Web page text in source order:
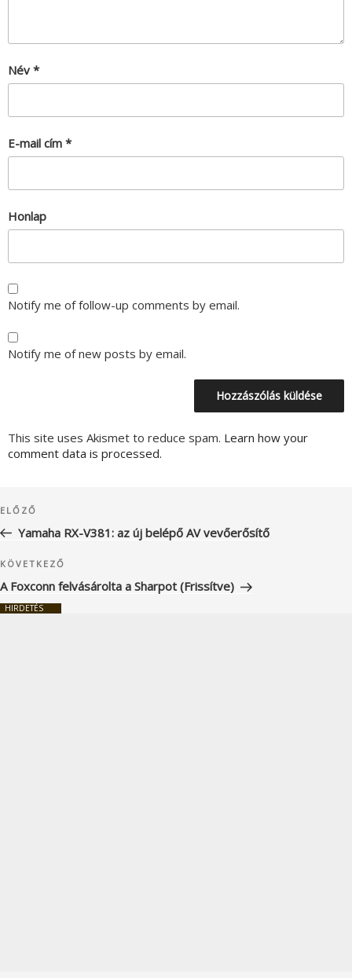
Név *
E-mail cím *
Honlap
Notify me of follow-up comments by email.
Notify me of new posts by email.
This site uses Akismet to reduce spam. Learn how your
comment data is processed.
navigáció
Korábbi
bejegyzés
ELŐZŐ
Yamaha RX-V381: az új belépő AV vevőerősítő
Következő
bejegyzés
KÖVETKEZŐ
A Foxconn felvásárolta a Sharpot (Frissítve)
HIRDETÉS